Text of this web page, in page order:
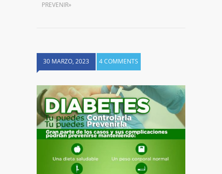
PREVENIR»
30 MARZO, 2023 4 COMMENTS